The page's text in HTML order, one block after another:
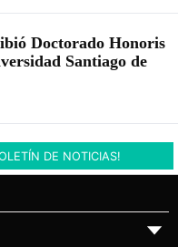
Doctorado Honoris
Santiago de
DE NOTICIAS!
▼